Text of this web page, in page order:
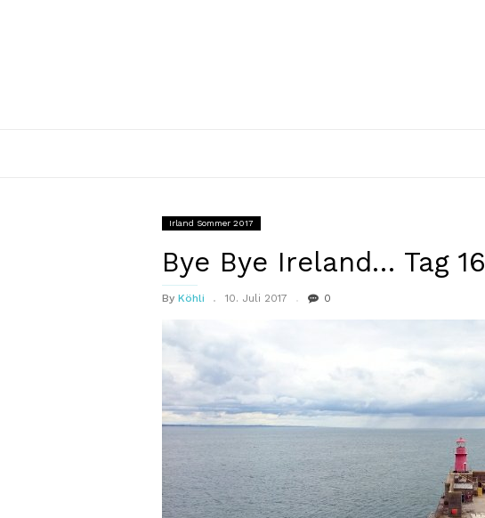
Irland Sommer 2017
Bye Bye Ireland… Tag 16
By Köhli 10. Juli 2017 0